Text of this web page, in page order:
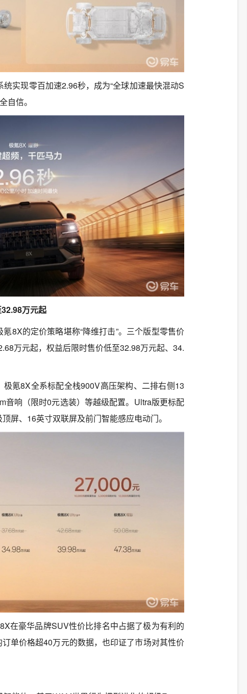
实现零百加速2.96秒，成为“全球加速最快混动S
自信。
万元起
8X的定价策略堪称“降维打击”。三个版型零售价
万元起，权益后限时售价低至32.98万元起、34.
氪8X全系标配全栈900V高压架构、二排右侧13
音响（限时0元选装）等越级配置。Ultra版更标配
屏、16英寸双联屏及前门智能感应电动门。
在豪华品牌SUV性价比排名中占据了极为有利的
单价格超40万元的数据，也印证了市场对其性价